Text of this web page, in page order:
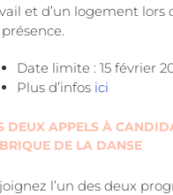
et d’un logement lors
Date limite : 15 février
Plus d’infos ici
DEUX APPELS À
DE LA DANSE
l’un des deux